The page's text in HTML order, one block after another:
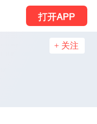
打开APP
+ 关注